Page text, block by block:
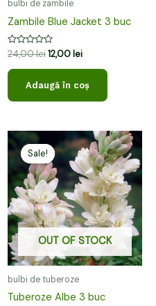
bulbi de zambile
Zambile Blue Jacket 3 buc
Evaluat
la
0
din
24,00lei12,00 lei
Adaugă în coș
Sale!
OUT OF STOCK
Sale!
bulbi de tuberoze
Tuberoze Albe 3 buc
inițial
a
fost:
42,00 lei.
Prețul
curent
este:
21,00 lei.